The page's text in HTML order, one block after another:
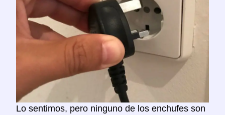
Lo sentimos, pero ninguno de los enchufes son